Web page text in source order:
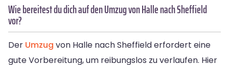
Wie bereitest du dich auf den Umzug von Halle nach Sheffield
vor?
Der Umzug von Halle nach Sheffield erfordert eine
gute Vorbereitung, um reibungslos zu verlaufen. Hier